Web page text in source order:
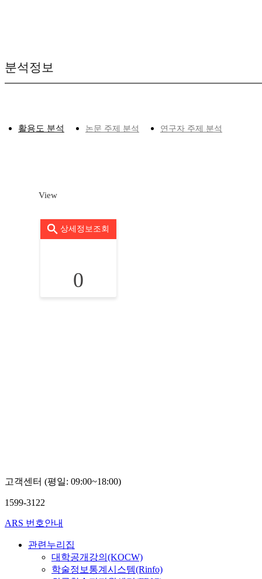
분석정보
활용도 분석 논문 주제 분석 연구자 주제 분석
View
상세정보조회
0
고객센터 (평일: 09:00~18:00)
1599-3122
ARS 번호안내
관련누리집
대학공개강의(KOCW)
학술정보통계시스템(Rinfo)